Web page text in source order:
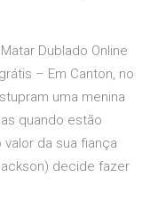
Dublado Online
– Em Canton, no
uma menina
quando estão
da sua fiança
decide fazer